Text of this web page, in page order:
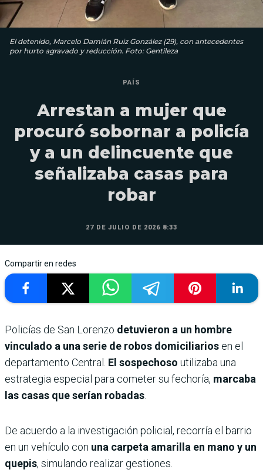
El detenido, Marcelo Damián Ruiz González (29), con antecedentes
por hurto agravado y reducción. Foto: Gentileza
PAÍS
Arrestan a mujer que
procuró sobornar a policía
y a un delincuente que
señalizaba casas para
robar
27 DE JULIO DE 2026 8:33
Compartir en redes
Policías de San Lorenzo detuvieron a un hombre
vinculado a una serie de robos domiciliarios en el
departamento Central. El sospechoso utilizaba una
estrategia especial para cometer su fechoría, marcaba
las casas que serían robadas
De acuerdo a la investigación policial, recorría el barrio
en un vehículo con una carpeta amarilla en mano y un
quepis, simulando realizar gestiones.